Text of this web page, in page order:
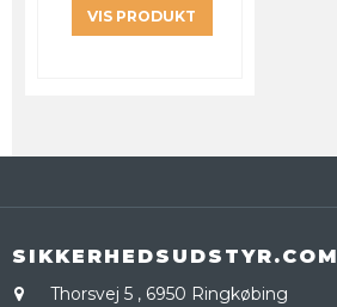
VIS PRODUKT
SIKKERHEDSUDSTYR.COM
Thorsvej 5 , 6950 Ringkøbing